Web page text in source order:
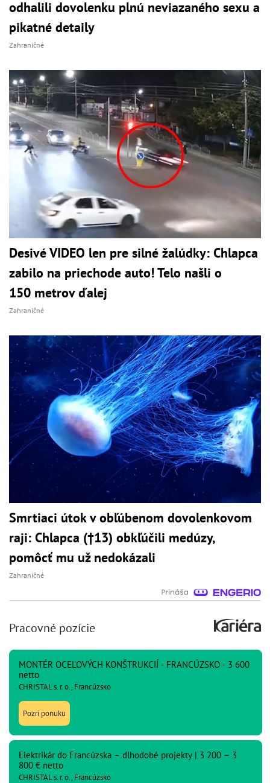
odhalili dovolenku plnú neviazaného sexu a
pikatné detaily
Zahraničné
Desivé VIDEO len pre silné žalúdky: Chlapca
zabilo na priechode auto! Telo našli o
150 metrov ďalej
Zahraničné
Smrtiaci útok v obľúbenom dovolenkovom
raji: Chlapca (†13) obkľúčili medúzy,
pomôcť mu už nedokázali
Zahraničné
Pracovné pozície
MONTÉR OCEĽOVÝCH KONŠTRUKCIÍ - FRANCÚZSKO - 3 600
netto
CHRISTAL s. r. o., Francúzsko
Pozri ponuku
Elektrikár do Francúzska – dlhodobé projekty | 3 200 – 3
800 € netto
CHRISTAL s. r. o., Francúzsko